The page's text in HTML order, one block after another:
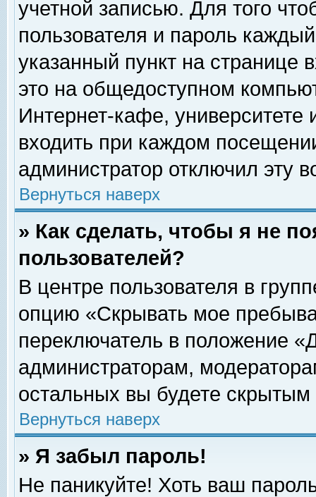
учетной записью. Для того
пользователя и пароль
указанный пункт на
это на общедоступном
Интернет-кафе, университете
входить при каждом
администратор отключил эту
Вернуться наверх
» Как сделать, чтобы я не
пользователей?
В центре пользователя в
опцию «Скрывать мое
переключатель в положение
администраторам,
остальных вы будете скрытым
Вернуться наверх
» Я забыл пароль!
Не паникуйте! Хоть ваш